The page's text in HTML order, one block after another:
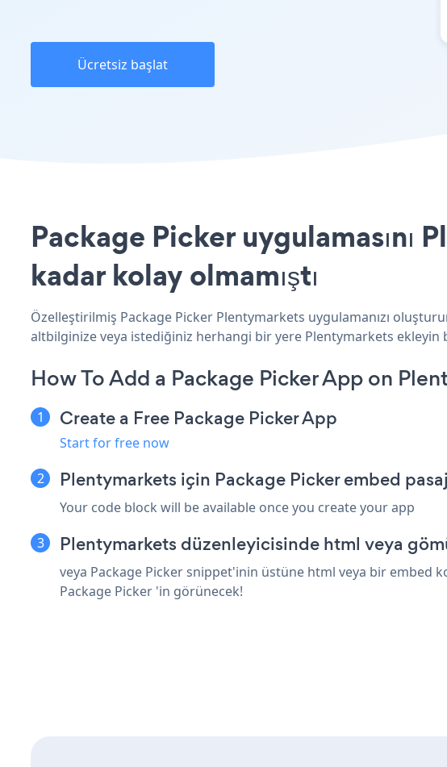
Ücretsiz başlat
Package Picker
kadar kolay olmamıştı
Özelleştirilmiş Package Picker Plentymarkets uygulamanızı
altbilginize veya istediğiniz herhangi bir yere Plentymarkets ekleyin
How To Add a Package Picker App on
Create a Free Package Picker App
Start for free now
Plentymarkets için Package Picker embed
Your code block will be available once you create your app
Plentymarkets düzenleyicisinde html veya
veya Package Picker snippet'inin üstüne html veya bir embed
Package Picker 'in görünecek!